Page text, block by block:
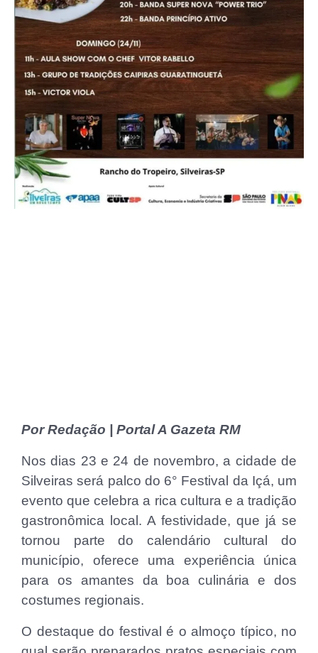
Por Redação | Portal A Gazeta RM
Nos dias 23 e 24 de novembro, a cidade de
Silveiras será palco do 6° Festival da Içá, um
evento que celebra a rica cultura e a tradição
gastronômica local. A festividade, que já se
tornou parte do calendário cultural do
município, oferece uma experiência única
para os amantes da boa culinária e dos
costumes regionais.
O destaque do festival é o almoço típico, no